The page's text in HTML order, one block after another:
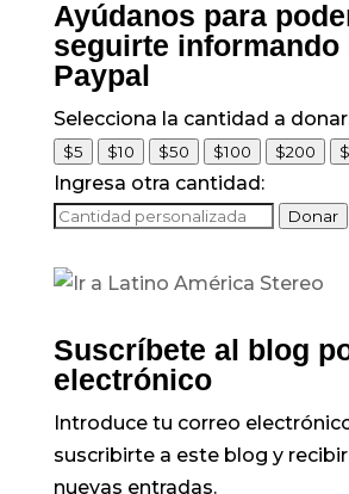
Ayúdanos para
seguirte informando
Paypal
Selecciona la cantidad a
$5 $10 $50 $100 $200
Ingresa otra cantidad:
Donar
Suscríbete al blog
electrónico
Introduce tu correo
suscribirte a este blog y
nuevas entradas.